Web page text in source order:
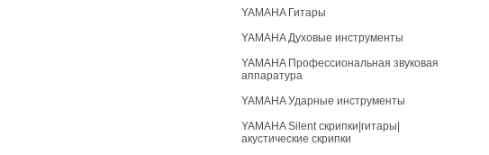
YAMAHA Гитары
YAMAHA Духовые инструменты
YAMAHA Профессиональная звуковая
аппаратура
YAMAHA Ударные инструменты
YAMAHA Silent скрипки|гитары|
акустические скрипки